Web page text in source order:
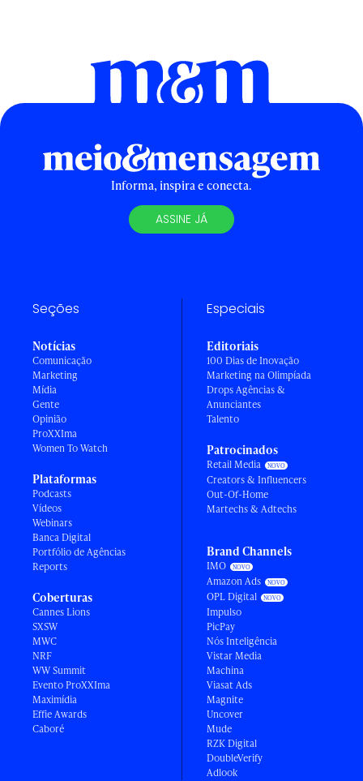
Informa, inspira e conecta.
ASSINE JÁ
Seções
Notícias
Comunicação
Marketing
Mídia
Gente
Opinião
ProXXIma
Women To Watch
Plataformas
Podcasts
Vídeos
Webinars
Banca Digital
Portfólio de Agências
Reports
Coberturas
Cannes Lions
SXSW
MWC
NRF
WW Summit
Evento ProXXIma
Maximídia
Effie Awards
Caboré
Especiais
Editoriais
100 Dias de Inovação
Marketing na Olimpíada
Drops Agências &
Anunciantes
Talento
Patrocinados
Retail Media
Creators & Influencers
Out-Of-Home
Martechs & Adtechs
Brand Channels
IMO
Amazon Ads
OPL Digital
Impulso
PicPay
Nós Inteligência
Vistar Media
Machina
Viasat Ads
Magnite
Uncover
Mude
RZK Digital
DoubleVerify
Adlook